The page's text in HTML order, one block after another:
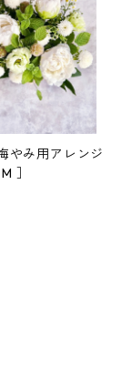
やみ用アレンジ
］